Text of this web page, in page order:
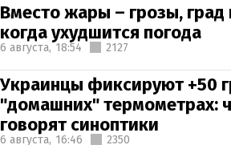
Вместо жары – грозы, град
когда ухудшится погода
6 августа, 18:54 2127
Украинцы фиксируют +50
"домашних" термометрах:
говорят синоптики
6 августа, 16:46 2350